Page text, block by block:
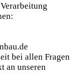
bei allen Fragen
an unseren